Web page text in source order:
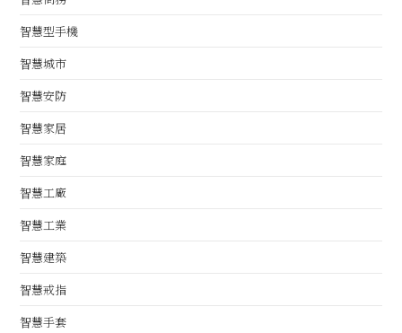
智慧型手機
智慧城市
智慧安防
智慧家居
智慧家庭
智慧工廠
智慧工業
智慧建築
智慧戒指
智慧手套